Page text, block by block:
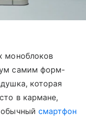
моноблоков
самим форм-
которая
в кармане,
смартфон